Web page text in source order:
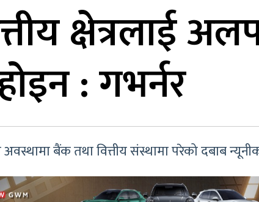
क्षेत्रलाई
: गभर्नर
बैंक तथा वित्तीय संस्थामा परेको दबाब